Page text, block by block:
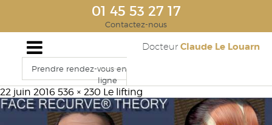
01 45 53 27 17
Contactez-nous
Docteur Claude Le Louarn
Prendre rendez-vous en
ligne
22 juin 2016 536 × 230 Le lifting